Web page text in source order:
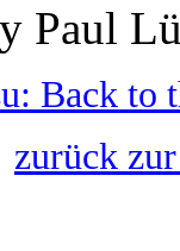
Paul
Back to
zurück